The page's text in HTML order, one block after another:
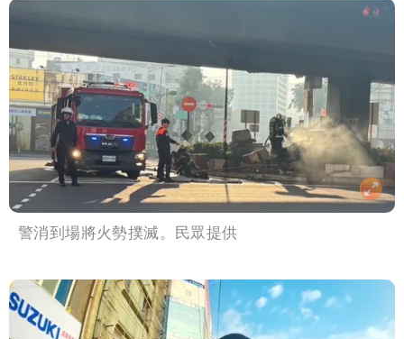
警消到場將火勢撲滅。民眾提供